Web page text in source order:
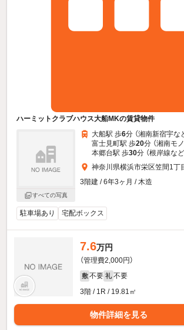
ハーミットクラブハウス大船MKの賃貸物件
すべての写真
大船駅 歩6分 （湘南新宿宇な
富士見町駅 歩20分 （湘南モノ
本郷台駅 歩30分 （根岸線など
神奈川県横浜市栄区笠間1丁
3階建 / 6年3ヶ月 / 木造
駐車場あり 宅配ボックス
7.6万円
（管理費2,000円）
敷 不要 礼 不要
3階 / 1R / 19.81㎡
物件詳細を見る